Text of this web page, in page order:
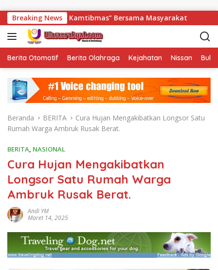
Breaking News
Kamtibmas” Bersama Masyarakat Sambut HUT ke-
Berita Otomotif Berita Olahraga Kejahatan Nissan
Beranda BERITA
Cura Hujan Mengakibatkan Longsor Satu
Rumah Warga Ambruk Rusak Berat.
BERITA, NASIONAL
Cura Hujan Mengakibatkan
Longsor Satu Rumah Warga
Ambruk Rusak Berat.
Andi YM
Maret 14, 2025